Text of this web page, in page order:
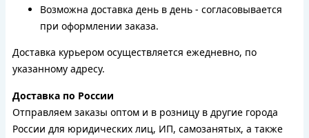
Возможна доставка день в день - согласовывается
при оформлении заказа.
Доставка курьером осуществляется ежедневно, по
указанному адресу.
Доставка по России
Отправляем заказы оптом и в розницу в другие города
России для юридических лиц, ИП, самозанятых, а также